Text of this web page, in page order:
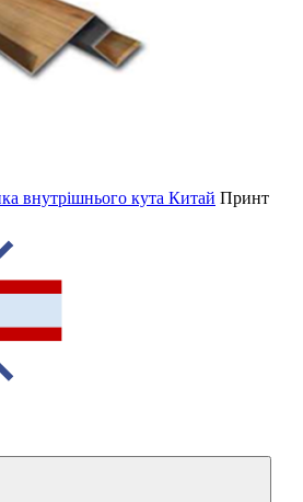
внутрішнього кута Китай Принт